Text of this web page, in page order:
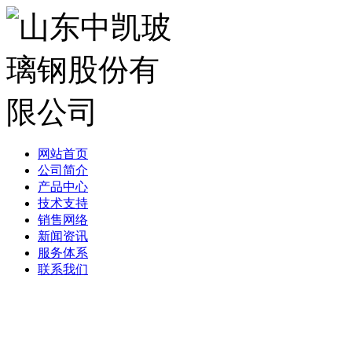
网站首页
公司简介
产品中心
技术支持
销售网络
新闻资讯
服务体系
联系我们